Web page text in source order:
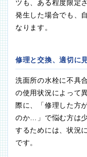
ツも、ある程度限定
発生した場合でも、
なります。
修理と交換、適切に
洗面所の水栓に不具
の使用状況によって
際に、「修理した方
のか…」で悩む方は
するためには、状況
です。